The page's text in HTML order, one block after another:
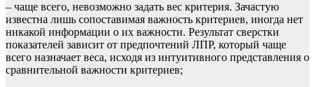
– чаще всего, невозможно задать вес критерия. Зачастую
известна лишь сопоставимая важность критериев, иногда нет
никакой информации о их важности. Результат сверстки
показателей зависит от предпочтений ЛПР, который чаще
всего назначает веса, исходя из интуитивного представления о
сравнительной важности критериев;